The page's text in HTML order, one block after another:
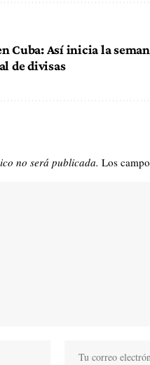
Cuba: Así inicia la
de divisas
no será publicada. Los